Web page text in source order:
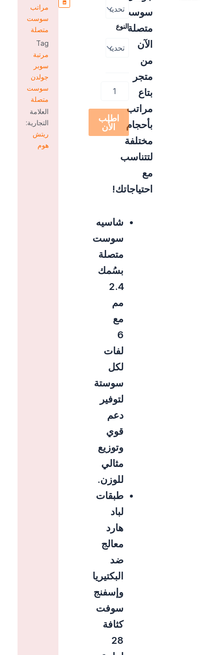
سوست
متصلة
الآن
من
متجر
بتاع
مراتب
بأحجام
مختلفة
لتتناسب
مع
احتياجاتك!
شاسيه
سوست
متصلة
بسُمك
2.4
مم
مع
6
لفات
لكل
سوستة
لتوفير
دعم
قوي
وتوزيع
مثالي
للوزن.
طبقات
لباد
هارد
معالج
ضد
البكتيريا
وإسفنج
سوفت
كثافة
28
النوع
اطلب
الأن
مراتب
سوست
متصلة
Tag
مرتبة
سوبر
جولدن
سوست
متصلة
العلامة
التجارية:
ريتش
هوم